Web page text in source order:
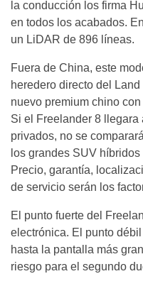
la conducción los firma
en todos los acabados.
un LiDAR de 896 líneas.
Fuera de China, este
heredero directo del
nuevo premium chino
Si el Freelander 8
privados, no se
los grandes SUV
Precio, garantía,
de servicio serán los
El punto fuerte del
electrónica. El punto
hasta la pantalla más
riesgo para el segundo